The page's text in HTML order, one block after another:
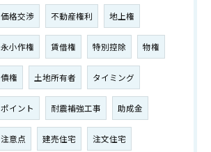
価格交渉 不動産権利 地上権
永小作権 賃借権 特別控除 物権
債権 土地所有者 タイミング
ポイント 耐震補強工事 助成金
注意点 建売住宅 注文住宅